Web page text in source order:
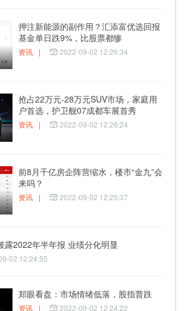
押注新能源的副作用？汇添富优选回报
基金单日跌9%，比股票都惨
资讯 | 2022-09-02 12:26:34
抢占22万元-28万元SUV市场，家庭用
户首选，护卫舰07成都车展首秀
资讯 | 2022-09-02 12:26:24
前8月千亿房企阵营缩水，楼市“金九”会
来吗？
资讯 | 2022-09-02 12:25:37
露2022年半年报 业绩分化明显
02 12:24:55
郑眼看盘：市场情绪低落，股指普跌
资讯 | 2022-09-02 12:24:22